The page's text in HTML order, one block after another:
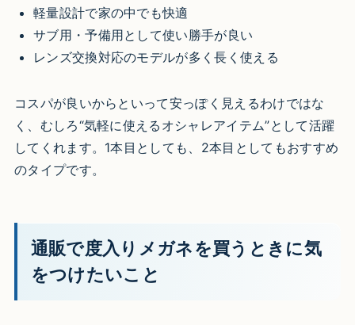
軽量設計で家の中でも快適
サブ用・予備用として使い勝手が良い
レンズ交換対応のモデルが多く長く使える
コスパが良いからといって安っぽく見えるわけではな
く、むしろ“気軽に使えるオシャレアイテム”として活躍
してくれます。1本目としても、2本目としてもおすすめ
のタイプです。
通販で度入りメガネを買うときに気
をつけたいこと